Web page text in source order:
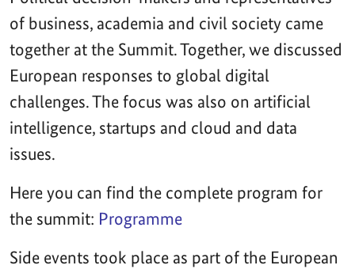
of business, academia and civil society came
together at the Summit. Together, we discussed
European responses to global digital
challenges. The focus was also on artificial
intelligence, startups and cloud and data
issues.
Here you can find the complete program for
the summit: Programme
Side events took place as part of the European